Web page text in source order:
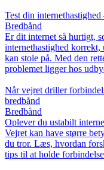
Test din
Bredbånd
Er dit internet så hurtigt,
internethastighed
kan stole på. Med den
problemet ligger hos
Når vejret driller
bredbånd
Bredbånd
Oplever du ustabilt
Vejret kan have større
du tror. Læs, hvordan
tips til at holde